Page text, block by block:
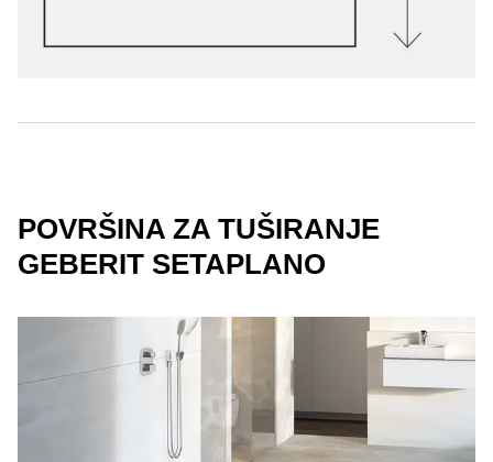
POVRŠINA ZA TUŠIRANJE
GEBERIT SETAPLANO